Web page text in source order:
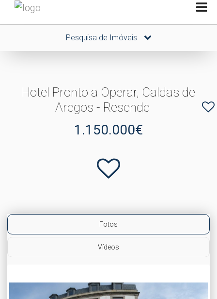
Pesquisa de Imóveis
Hotel Pronto a Operar, Caldas de
Aregos - Resende
1.150.000€
Fotos
Vídeos